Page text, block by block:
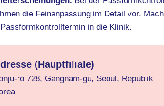
die Feinanpassung im Detail vor.
in die Klinik.
(Hauptfiliale)
ro 728, Gangnam-gu, Seoul, Republik